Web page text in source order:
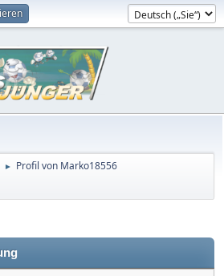
► Profil von Marko18556